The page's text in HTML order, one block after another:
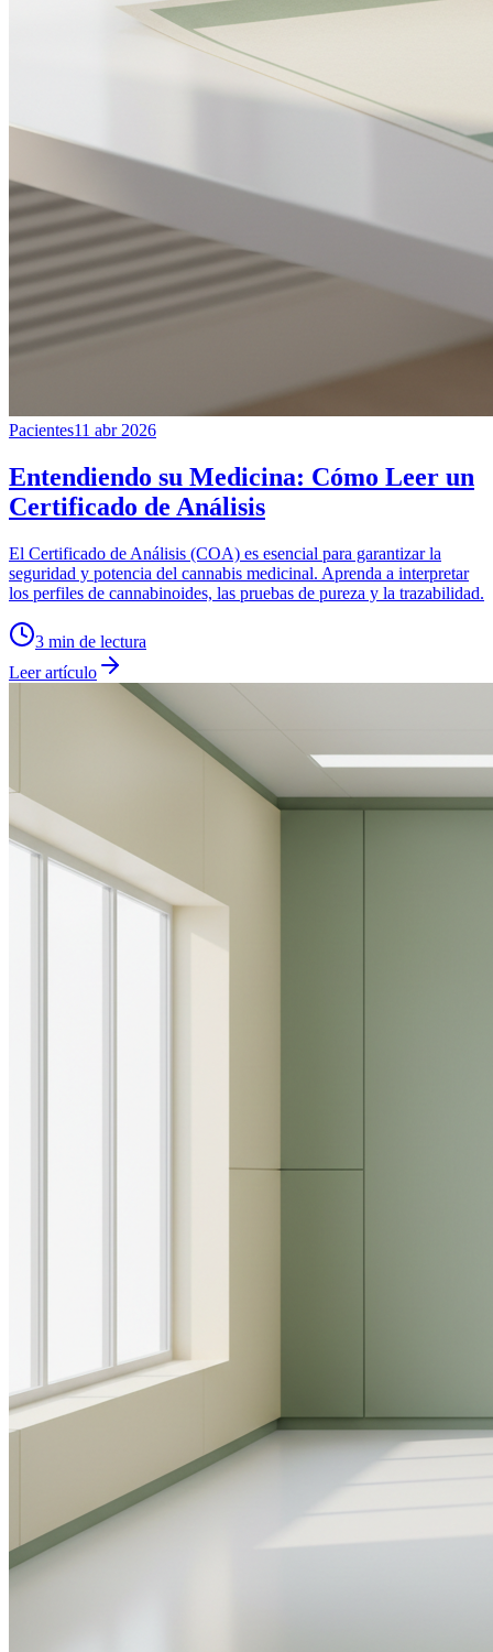
Pacientes11 abr 2026
Entendiendo su Medicina: Cómo Leer un
Certificado de Análisis
El Certificado de Análisis (COA) es esencial para garantizar la
seguridad y potencia del cannabis medicinal. Aprenda a interpretar
los perfiles de cannabinoides, las pruebas de pureza y la trazabilidad.
3 min de lectura
Leer artículo